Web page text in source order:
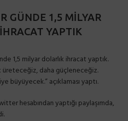
GÜNDE 1,5 MİLYAR
YAPTIK
1,5 milyar dolarlık ihracat yaptık.
üreteceğiz, daha güçleneceğiz.
büyüyecek.” açıklaması yaptı.
hesabından yaptığı paylaşımda,